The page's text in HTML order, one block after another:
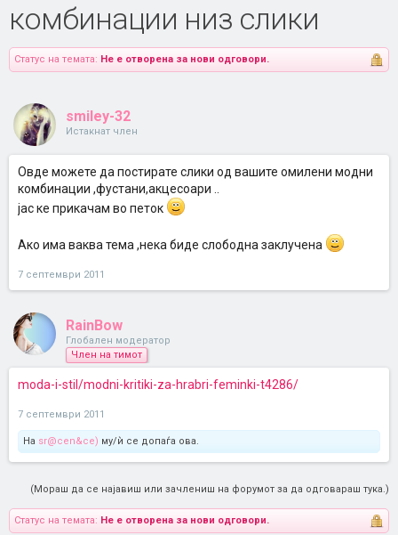
комбинации низ слики
Статус на темата: Не е отворена за нови одговори.
smiley-32
Истакнат член
Овде можете да постирате слики од вашите омилени модни
комбинации ,фустани,акцесоари ..
jас ке прикачам во петок
Ако има ваква тема ,нека биде слободна заклучена
7 септември 2011
RainBow
Глобален модератор
Член на тимот
moda-i-stil/modni-kritiki-za-hrabri-feminki-t4286/
7 септември 2011
На sr@cen&ce) му/ѝ се допаѓа ова.
(Мораш да се најавиш или зачлениш на форумот за да одговараш тука.)
Статус на темата: Не е отворена за нови одговори.